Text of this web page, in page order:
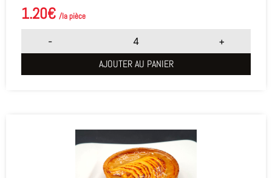
1.20€ /la pièce
- +
AJOUTER AU PANIER